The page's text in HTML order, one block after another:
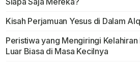
Kisah Perjamuan Yesus di Dalam
Peristiwa yang Mengiringi Kelahiran
Luar Biasa di Masa Kecilnya